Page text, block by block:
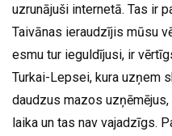
uzrunājuši internetā. Tas ir
Taivānas ieraudzījis mūsu
esmu tur ieguldījusi, ir
Turkai-Lepsei, kura uzņem
daudzus mazos
laika un tas nav vajadzīgs.